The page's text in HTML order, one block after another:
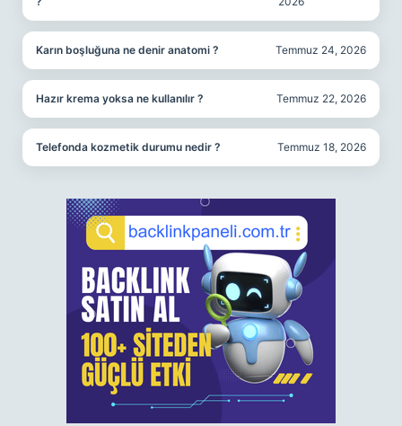
Karın boşluğuna ne denir anatomi ? Temmuz 24, 2026
Hazır krema yoksa ne kullanılır ? Temmuz 22, 2026
Telefonda kozmetik durumu nedir ? Temmuz 18, 2026